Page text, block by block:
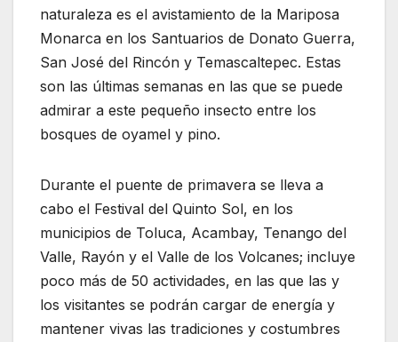
naturaleza es el avistamiento de la Mariposa
Monarca en los Santuarios de Donato Guerra,
San José del Rincón y Temascaltepec. Estas
son las últimas semanas en las que se puede
admirar a este pequeño insecto entre los
bosques de oyamel y pino.
Durante el puente de primavera se lleva a
cabo el Festival del Quinto Sol, en los
municipios de Toluca, Acambay, Tenango del
Valle, Rayón y el Valle de los Volcanes; incluye
poco más de 50 actividades, en las que las y
los visitantes se podrán cargar de energía y
mantener vivas las tradiciones y costumbres